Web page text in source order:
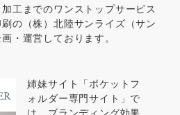
工までのワンストップサービス
の（株）北陸サンライズ（サン
・運営しております。
姉妹サイト「ポケットフ
ォルダー専門サイト」で
は、ブランディング効果